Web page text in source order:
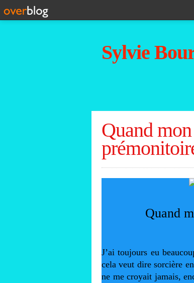
Sylvie
Quand
Quand
J’ai toujours eu
cela veut dire sorcière
ne me croyait jamais,